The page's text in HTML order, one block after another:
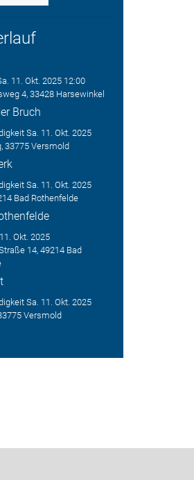
11. Okt. 2025 12:00
4, 33428 Harsewinkel
Bruch
Sa. 11. Okt. 2025
33775 Versmold
Sa. 11. Okt. 2025
Bad Rothenfelde
Okt. 2025
14, 49214 Bad
Sa. 11. Okt. 2025
Versmold